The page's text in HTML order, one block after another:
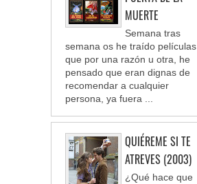
MUERTE
Semana tras
semana os he traído películas
que por una razón u otra, he
pensado que eran dignas de
recomendar a cualquier
persona, ya fuera ...
QUIÉREME SI TE
ATREVES (2003)
¿Qué hace que